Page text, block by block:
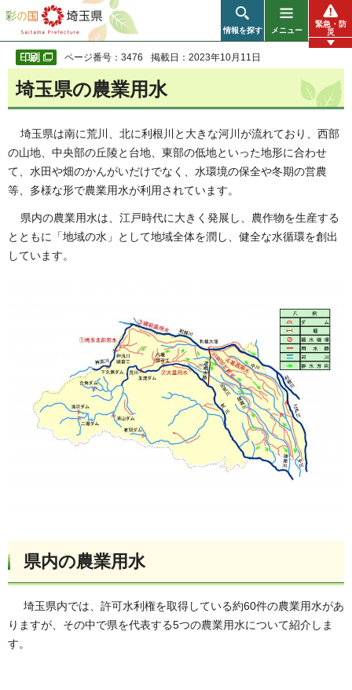
彩の国 埼玉県
情報を探す メニュー
緊急・防
災
ページ番号：3476 掲載日：2023年10月11日
埼玉県の農業用水
埼玉県は南に荒川、北に利根川と大きな河川が流れており、西部
の山地、中央部の丘陵と台地、東部の低地といった地形に合わせ
て、水田や畑のかんがいだけでなく、水環境の保全や冬期の営農
等、多様な形で農業用水が利用されています。
県内の農業用水は、江戸時代に大きく発展し、農作物を生産する
とともに「地域の水」として地域全体を潤し、健全な水循環を創出
しています。
県内の農業用水
埼玉県内では、許可水利権を取得している約60件の農業用水があ
りますが、その中で県を代表する5つの農業用水について紹介しま
す。